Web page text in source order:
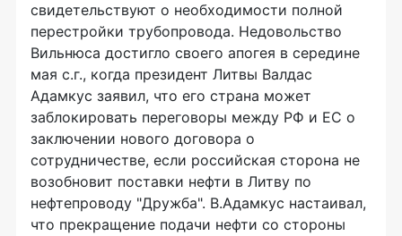
свидетельствуют о необходимости полной
перестройки трубопровода. Недовольство
Вильнюса достигло своего апогея в середине
мая с.г., когда президент Литвы Валдас
Адамкус заявил, что его страна может
заблокировать переговоры между РФ и ЕС о
заключении нового договора о
сотрудничестве, если российская сторона не
возобновит поставки нефти в Литву по
нефтепроводу "Дружба". В.Адамкус настаивал,
что прекращение подачи нефти со стороны